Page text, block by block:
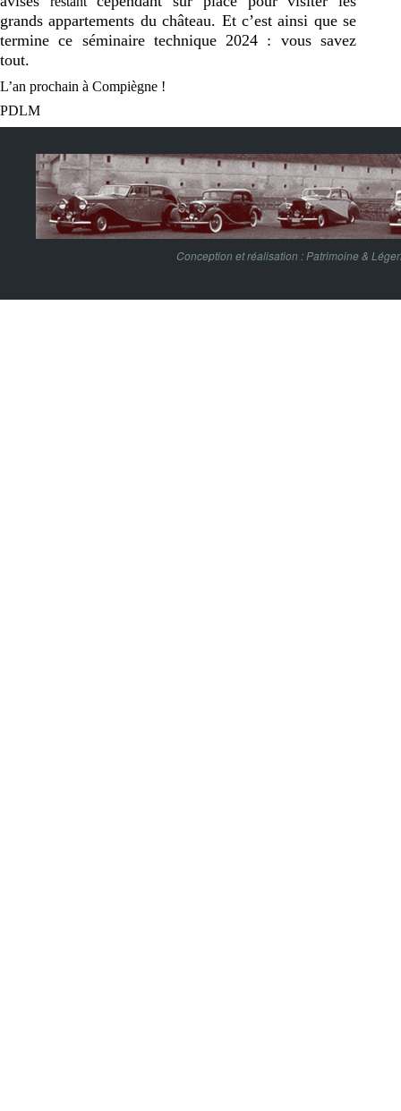
grands appartements du château. Et c’est ainsi que se
termine ce séminaire technique 2024 : vous savez
tout.
L’an prochain à Compiègne !
PDLM
Conception et réalisation : Patrimoine &